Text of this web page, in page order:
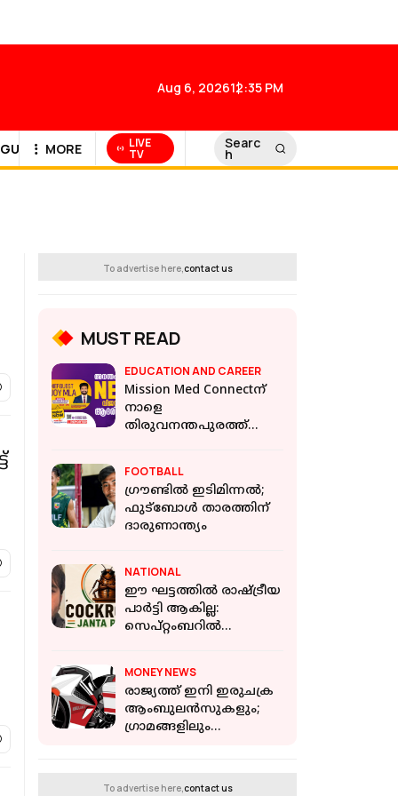
Aug 6, 202612:35 PM
GULF NEWS
MORE LIVE
TV
Searc
h
To advertise here,contact us
MUST READ
EDUCATION AND CAREER
Mission Med Connectന്
നാളെ
തിരുവനന്തപുരത്ത്
FOOTBALL
ഗ്രൗണ്ടിൽ ഇടിമിന്നൽ;
ഫുട്ബോൾ താരത്തിന്
ദാരുണാന്ത്യം
NATIONAL
ഈ ഘട്ടത്തിൽ രാഷ്ട്രീയ
പാർട്ടി ആകില്ല:
സെപ്റ്റംബറിൽ
MONEY NEWS
രാജ്യത്ത് ഇനി ഇരുചക്ര
ആംബുലന്‍സുകളും;
ഗ്രാമങ്ങളിലും
To advertise here,contact us